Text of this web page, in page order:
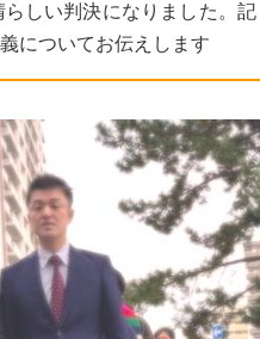
しい判決になりました。記
についてお伝えします